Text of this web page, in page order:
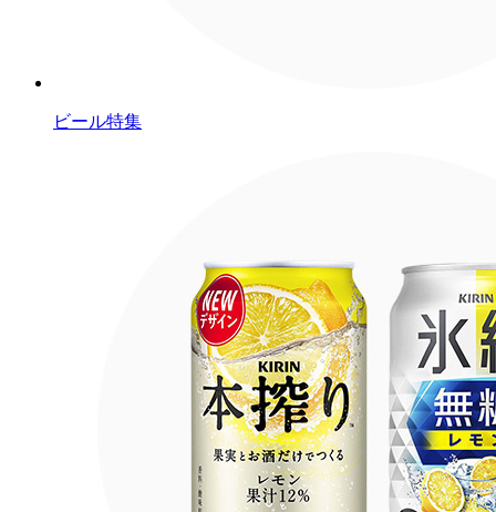
ビール特集